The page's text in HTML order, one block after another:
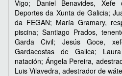
Vigo; Daniel Benavides,
Deportes da Xunta de Galicia;
da FEGAN; María Gramary,
piscina; Santiago Prados,
Garda Civil; Jesús Goce,
Gardacostas de Galica;
natación; Ángela Pereira,
Luis Vilavedra, adestrador de